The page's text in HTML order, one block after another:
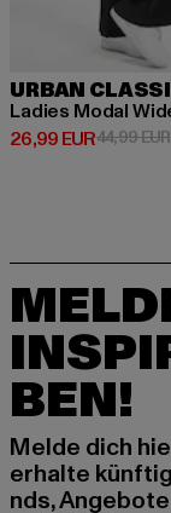
URBAN
Ladies Modal
26,99 EUR
Derzeitiger Preis:
44,99 EUR
BEN!
Melde dich
erhalte
nds,